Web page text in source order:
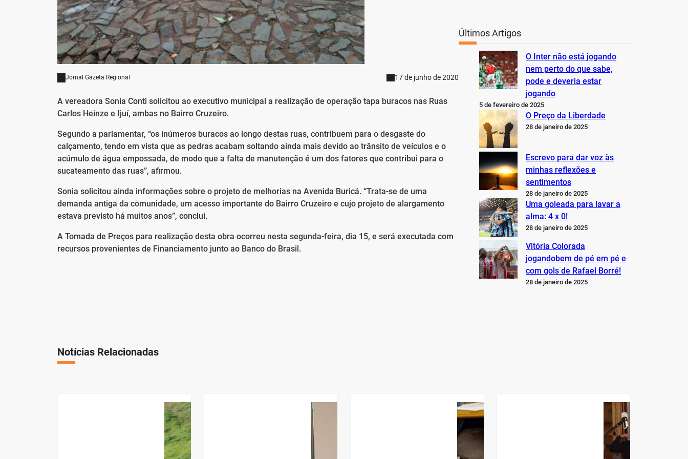
Jornal Gazeta Regional 17 de junho de 2020
A vereadora Sonia Conti solicitou ao executivo municipal a realização de operação tapa buracos nas Ruas
Carlos Heinze e Ijuí, ambas no Bairro Cruzeiro.
Segundo a parlamentar, “os inúmeros buracos ao longo destas ruas, contribuem para o desgaste do
calçamento, tendo em vista que as pedras acabam soltando ainda mais devido ao trânsito de veículos e o
acúmulo de água empossada, de modo que a falta de manutenção é um dos fatores que contribui para o
sucateamento das ruas”, afirmou.
Sonia solicitou ainda informações sobre o projeto de melhorias na Avenida Buricá. “Trata-se de uma
demanda antiga da comunidade, um acesso importante do Bairro Cruzeiro e cujo projeto de alargamento
estava previsto há muitos anos”, conclui.
A Tomada de Preços para realização desta obra ocorreu nesta segunda-feira, dia 15, e será executada com
recursos provenientes de Financiamento junto ao Banco do Brasil.
Últimos Artigos
O Inter não está jogando
nem perto do que sabe,
pode e deveria estar
jogando
5 de fevereiro de 2025
O Preço da Liberdade
28 de janeiro de 2025
Escrevo para dar voz às
minhas reflexões e
sentimentos
28 de janeiro de 2025
Uma goleada para lavar a
alma: 4 x 0!
28 de janeiro de 2025
Vitória Colorada
jogandobem de pé em pé e
com gols de Rafael Borré!
28 de janeiro de 2025
Notícias Relacionadas